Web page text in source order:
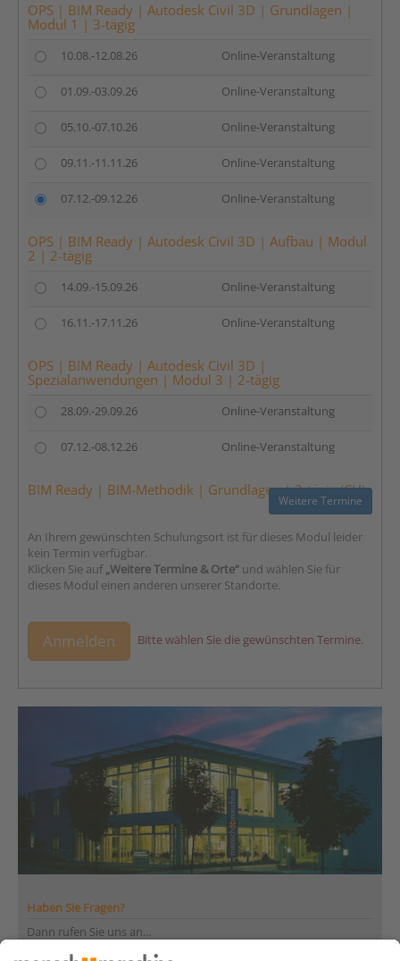
OPS | BIM Ready | Autodesk Civil 3D | Grundlagen |
Modul 1 | 3-tägig
10.08.-12.08.26 Online-Veranstaltung
01.09.-03.09.26 Online-Veranstaltung
05.10.-07.10.26 Online-Veranstaltung
09.11.-11.11.26 Online-Veranstaltung
07.12.-09.12.26 Online-Veranstaltung
OPS | BIM Ready | Autodesk Civil 3D | Aufbau | Modul
2 | 2-tägig
14.09.-15.09.26 Online-Veranstaltung
16.11.-17.11.26 Online-Veranstaltung
OPS | BIM Ready | Autodesk Civil 3D |
Spezialanwendungen | Modul 3 | 2-tägig
28.09.-29.09.26 Online-Veranstaltung
07.12.-08.12.26 Online-Veranstaltung
BIM Ready | BIM-Methodik | Grundlagen | 2-tägig (CH)
Weitere Termine
An Ihrem gewünschten Schulungsort ist für dieses Modul leider
kein Termin verfügbar.
Klicken Sie auf„Weitere Termine & Orte“ und wählen Sie für
dieses Modul einen anderen unserer Standorte.
Anmelden Bitte wählen Sie die gewünschten Termine.
Haben Sie Fragen?
Dann rufen Sie uns an...